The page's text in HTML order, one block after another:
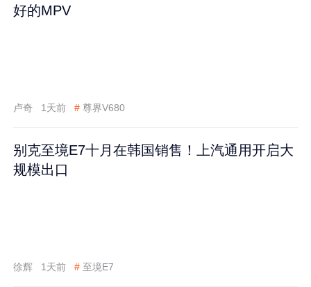
好的MPV
卢奇 1天前 # 尊界V680
别克至境E7十月在韩国销售！上汽通用开启大
规模出口
徐辉 1天前 # 至境E7